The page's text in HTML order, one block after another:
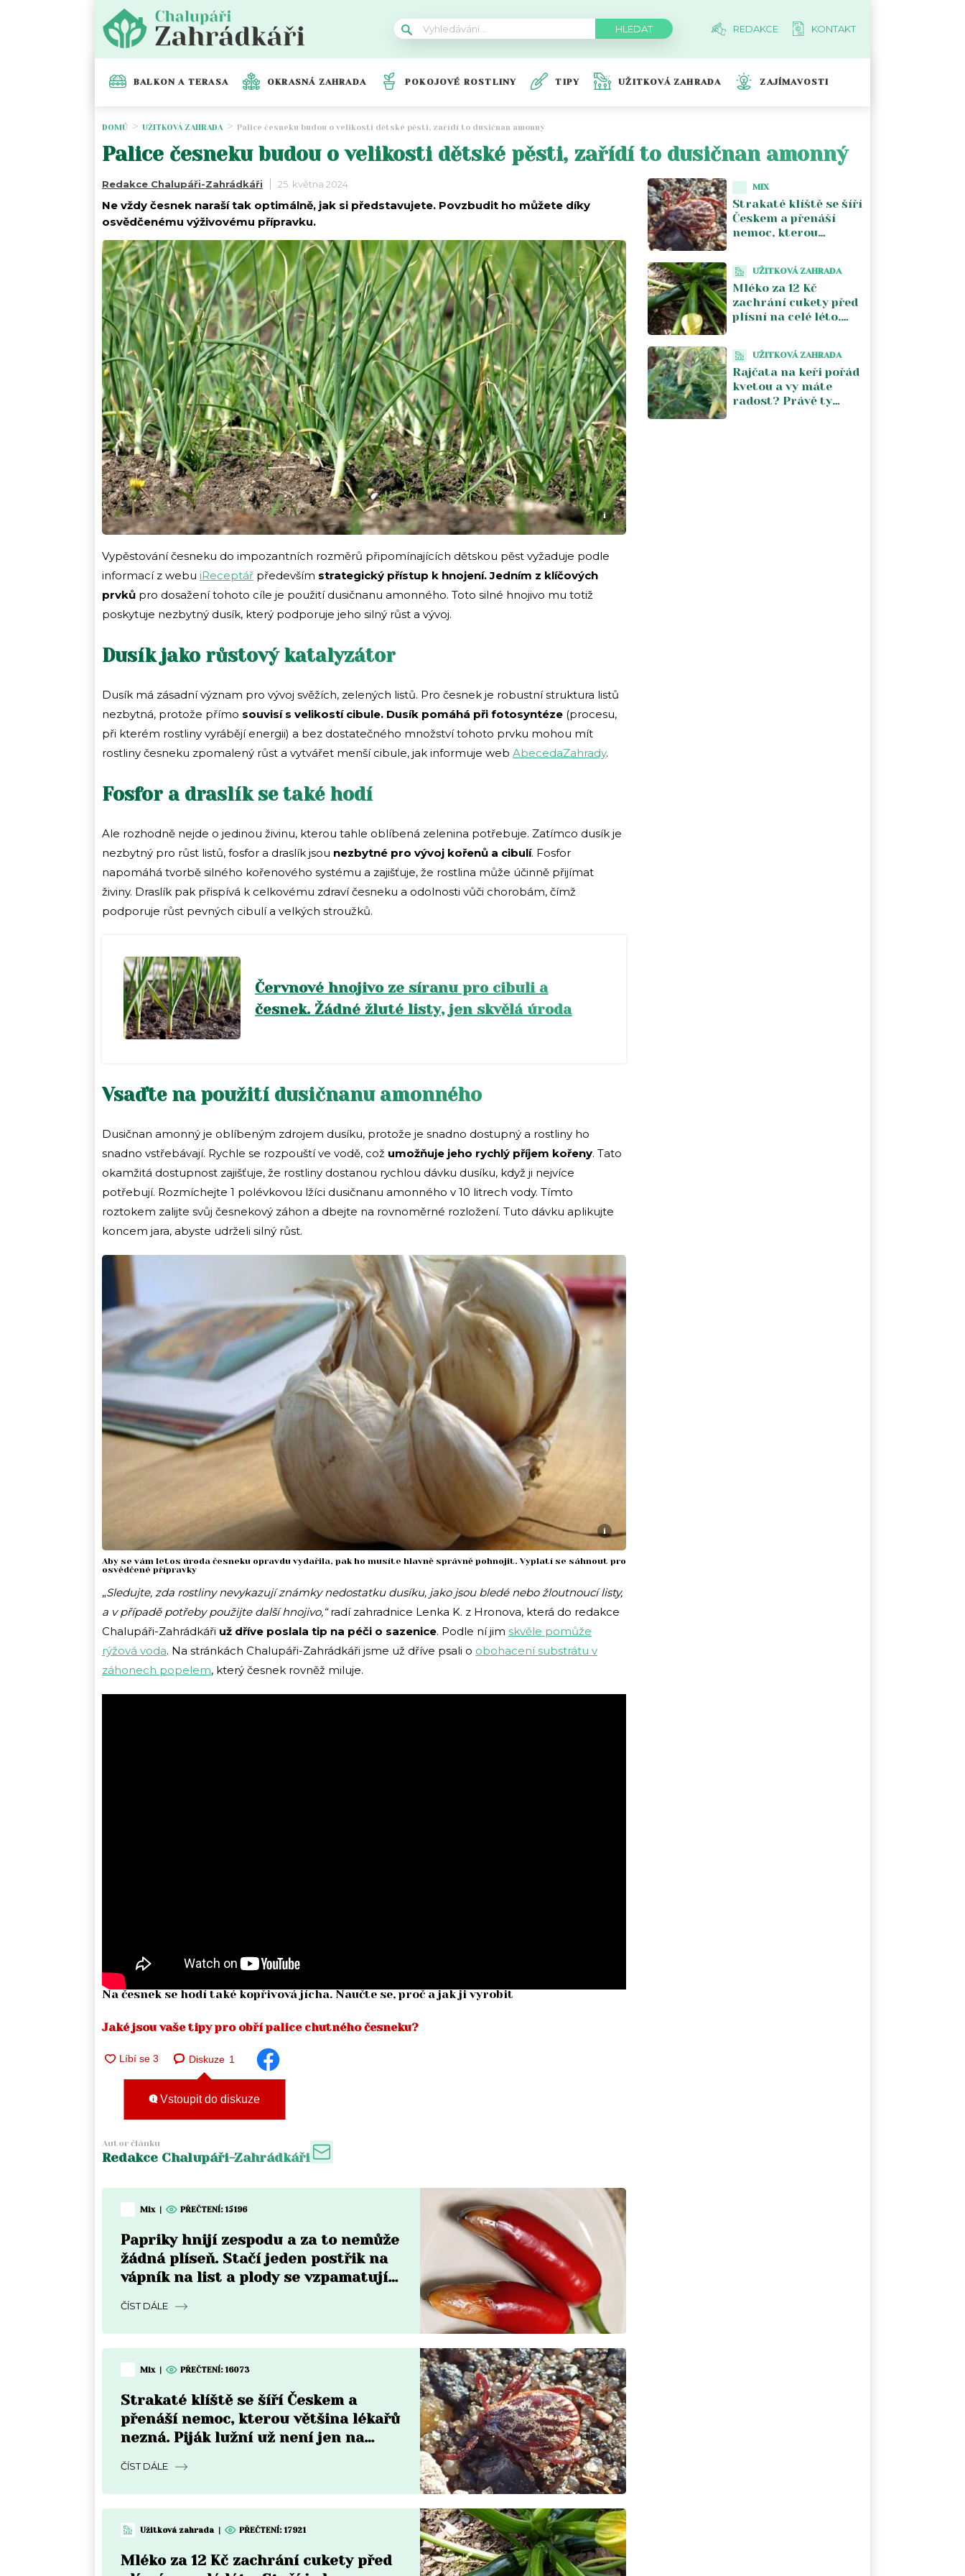
REDAKCE KONTAKT
BALKON A TERASA OKRASNÁ ZAHRADA POKOJOVÉ ROSTLINY TIPY UŽITKOVÁ ZAHRADA ZAJÍMAVOSTI
DOMŮ UŽITKOVÁ ZAHRADA Palice česneku budou o velikosti dětské pěsti, zařídí to dusičnan amonný
Palice česneku budou o velikosti dětské pěsti, zařídí to dusičnan amonný
Redakce Chalupáři-Zahrádkáři 25. května 2024
Ne vždy česnek naraší tak optimálně, jak si představujete. Povzbudit ho můžete díky
osvědčenému výživovému přípravku.
i
Vypěstování česneku do impozantních rozměrů připomínajících dětskou pěst vyžaduje podle
informací z webu iReceptář především strategický přístup k hnojení. Jedním z klíčových
prvků pro dosažení tohoto cíle je použití dusičnanu amonného. Toto silné hnojivo mu totiž
poskytuje nezbytný dusík, který podporuje jeho silný růst a vývoj.
Dusík jako růstový katalyzátor
Dusík má zásadní význam pro vývoj svěžích, zelených listů. Pro česnek je robustní struktura listů
nezbytná, protože přímo souvisí s velikostí cibule. Dusík pomáhá při fotosyntéze (procesu,
při kterém rostliny vyrábějí energii) a bez dostatečného množství tohoto prvku mohou mít
rostliny česneku zpomalený růst a vytvářet menší cibule, jak informuje web AbecedaZahrady.
Fosfor a draslík se také hodí
Ale rozhodně nejde o jedinou živinu, kterou tahle oblíbená zelenina potřebuje. Zatímco dusík je
nezbytný pro růst listů, fosfor a draslík jsou nezbytné pro vývoj kořenů a cibulí. Fosfor
napomáhá tvorbě silného kořenového systému a zajišťuje, že rostlina může účinně přijímat
živiny. Draslík pak přispívá k celkovému zdraví česneku a odolnosti vůči chorobám, čímž
podporuje růst pevných cibulí a velkých stroužků.
Červnové hnojivo ze síranu pro cibuli a
česnek. Žádné žluté listy, jen skvělá úroda
Vsaďte na použití dusičnanu amonného
Dusičnan amonný je oblíbeným zdrojem dusíku, protože je snadno dostupný a rostliny ho
snadno vstřebávají. Rychle se rozpouští ve vodě, což umožňuje jeho rychlý příjem kořeny. Tato
okamžitá dostupnost zajišťuje, že rostliny dostanou rychlou dávku dusíku, když ji nejvíce
potřebují. Rozmíchejte 1 polévkovou lžíci dusičnanu amonného v 10 litrech vody. Tímto
roztokem zalijte svůj česnekový záhon a dbejte na rovnoměrné rozložení. Tuto dávku aplikujte
koncem jara, abyste udrželi silný růst.
i
Aby se vám letos úroda česneku opravdu vydařila, pak ho musíte hlavně správně pohnojit. Vyplatí se sáhnout pro
osvědčené přípravky
„Sledujte, zda rostliny nevykazují známky nedostatku dusíku, jako jsou bledé nebo žloutnoucí listy,
a v případě potřeby použijte další hnojivo,“radí zahradnice Lenka K. z Hronova, která do redakce
Chalupáři-Zahrádkáři už dříve poslala tip na péči o sazenice. Podle ní jim skvěle pomůže
rýžová voda. Na stránkách Chalupáři-Zahrádkáři jsme už dříve psali o obohacení substrátu v
záhonech popelem, který česnek rovněž miluje.
Na česnek se hodí také kopřivová jícha. Naučte se, proč a jak ji vyrobit
Jaké jsou vaše tipy pro obří palice chutného česneku?
Diskuze 1
Vstoupit do diskuze
Autor článku
Redakce Chalupáři-Zahrádkáři
Mix | PŘEČTENÍ:15196
Papriky hnijí zespodu a za to nemůže
žádná plíseň. Stačí jeden postřik na
vápník na list a plody se vzpamatují
ČÍST DÁLE
Mix | PŘEČTENÍ:16073
Strakaté klíště se šíří Českem a
přenáší nemoc, kterou většina lékařů
nezná. Piják lužní už není jen na
ČÍST DÁLE
Užitková zahrada | PŘEČTENÍ:17921
Mléko za 12 Kč zachrání cukety před
MIX
Strakaté klíště se šíří
Českem a přenáší
nemoc, kterou
na Moravě
UŽITKOVÁ ZAHRADA
Mléko za 12 Kč
zachrání cukety před
plísní na celé léto.
zdvojnásobí
UŽITKOVÁ ZAHRADA
Rajčata na keři pořád
kvetou a vy máte
radost? Právě ty